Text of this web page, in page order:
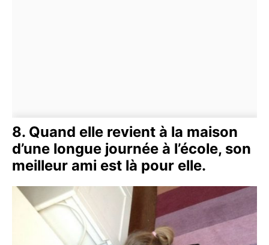
8. Quand elle revient à la maison
d’une longue journée à l’école, son
meilleur ami est là pour elle.